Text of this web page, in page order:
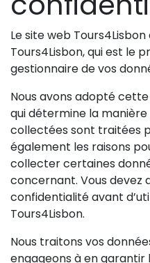
Le site web
Tours4Lisbon, qui est le
gestionnaire de vos
Nous avons adopté
qui détermine la
collectées sont traitées
également les raisons
collecter certaines
concernant. Vous devez
confidentialité avant
Tours4Lisbon.
Nous traitons vos
engageons à en